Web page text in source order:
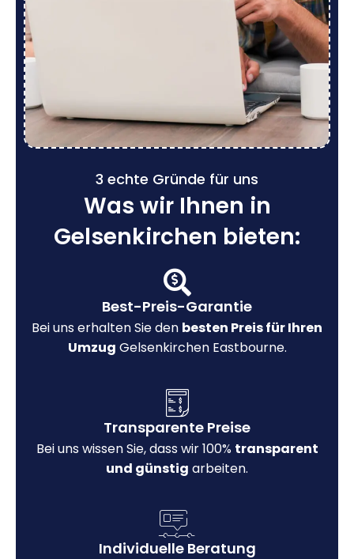
3 echte Gründe für uns
Was wir Ihnen in
Gelsenkirchen bieten:
Best-Preis-Garantie
Bei uns erhalten Sie den besten Preis für Ihren
Umzug Gelsenkirchen Eastbourne.
Transparente Preise
Bei uns wissen Sie, dass wir 100% transparent
und günstig arbeiten.
Individuelle Beratung